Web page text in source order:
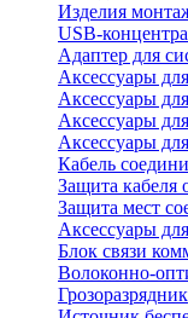
Изделия
USB-
Адаптер для
Аксессуары
Аксессуары
Аксессуары
Аксессуары
Кабель
Защита кабеля
Защита мест
Аксессуары
Блок связи
Волоконно-
Грозоразрядник